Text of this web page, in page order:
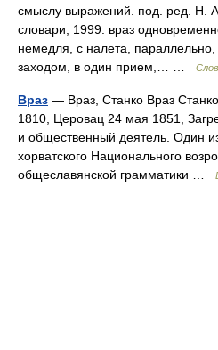
смыслу выражений. под. ред. Н.
словари, 1999. враз
немедля, с налета,
заходом, в один прием,… …
Враз — Враз, Станко Враз
1810, Церовац 24 мая 1851,
и общественный деятель. Один
хорватского Национального
общеславянской грамматики …